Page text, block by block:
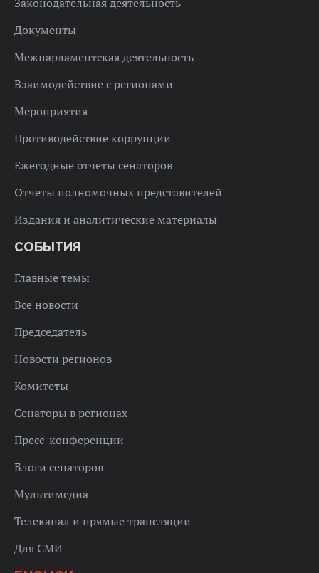
Законодательная деятельность
Документы
Межпарламентская деятельность
Взаимодействие с регионами
Мероприятия
Противодействие коррупции
Ежегодные отчеты сенаторов
Отчеты полномочных представителей
Издания и аналитические материалы
СОБЫТИЯ
Главные темы
Все новости
Председатель
Новости регионов
Комитеты
Сенаторы в регионах
Пресс-конференции
Блоги сенаторов
Мультимедиа
Телеканал и прямые трансляции
Для СМИ